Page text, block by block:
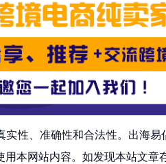
性、准确性和合法性。出海
本网站内容。如发现本站文